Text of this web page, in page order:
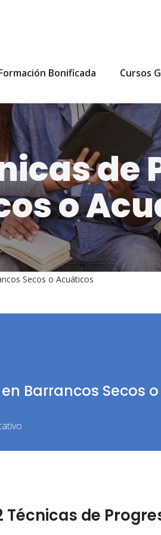
Bonificada Cursos
o
Secos o Acuáticos
Barrancos Secos
Técnicas de